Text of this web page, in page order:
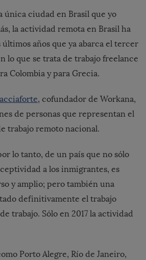
única ciudad en Brasil que yo
la actividad remota en Brasil ha
años que ya abarca el tercer
lo que se trata de trabajo freelance
Colombia y para Grecia.
, cofundador de Workana,
de personas que representan el
trabajo remoto nacional.
lo tanto, de un país que no sólo
a los inmigrantes, es
y amplio; pero también una
definitivamente el trabajo
trabajo. Sólo en 2017 la actividad
Porto Alegre, Río de Janeiro,